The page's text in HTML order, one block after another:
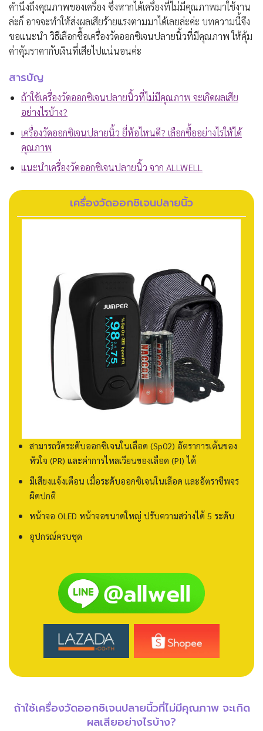
คำนึงถึงคุณภาพของเครื่อง ซึ่งหากได้เครื่องที่ไม่มีคุณภาพมาใช้งาน
ล่ะก็ อาจจะทำให้ส่งผลเสียร้ายแรงตามมาได้เลยล่ะค่ะ บทความนี้จึง
ขอแนะนำ วิธีเลือกซื้อเครื่องวัดออกซิเจนปลายนิ้วที่มีคุณภาพ ให้คุ้ม
ค่าคุ้มราคากับเงินที่เสียไปแน่นอนค่ะ
สารบัญ
ถ้าใช้เครื่องวัดออกซิเจนปลายนิ้วที่ไม่มีคุณภาพ จะเกิดผลเสีย
อย่างไรบ้าง?
เครื่องวัดออกซิเจนปลายนิ้ว ยี่ห้อไหนดี? เลือกซื้ออย่างไรให้ได้
คุณภาพ
แนะนำเครื่องวัดออกซิเจนปลายนิ้ว จาก ALLWELL
เครื่องวัดออกซิเจนปลายนิ้ว
สามารถวัดระดับออกซิเจนในเลือด (Sp02) อัตราการเต้นของ
หัวใจ (PR) และค่าการไหลเวียนของเลือด (PI) ได้
มีเสียงแจ้งเตือน เมื่อระดับออกซิเจนในเลือด และอัตราชีพจร
ผิดปกติ
หน้าจอ OLED หน้าจอขนาดใหญ่ ปรับความสว่างได้ 5 ระดับ
อุปกรณ์ครบชุด
ถ้าใช้เครื่องวัดออกซิเจนปลายนิ้วที่ไม่มีคุณภาพ จะเกิด
ผลเสียอย่างไรบ้าง?